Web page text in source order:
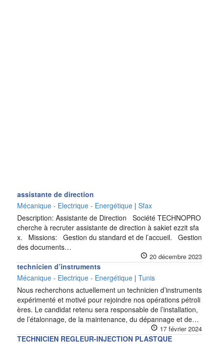
assistante de direction
Mécanique - Electrique - Energétique | Sfax
Description: Assistante de Direction Société TECHNOPRO
cherche à recruter assistante de direction à sakiet ezzit sfa
x. Missions: Gestion du standard et de l’accueil. Gestion
des documents…
20 décembre 2023
technicien d’instruments
Mécanique - Electrique - Energétique | Tunis
Nous recherchons actuellement un technicien d’instruments
expérimenté et motivé pour rejoindre nos opérations pétroli
ères. Le candidat retenu sera responsable de l’installation,
de l’étalonnage, de la maintenance, du dépannage et de…
17 février 2024
TECHNICIEN REGLEUR-INJECTION PLASTQUE